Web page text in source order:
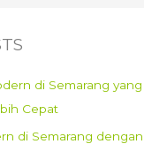
di Semarang
Cepat
di Semarang